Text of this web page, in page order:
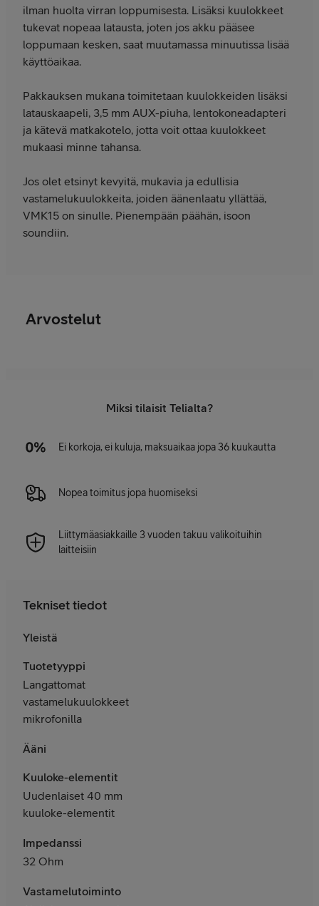
ilman huolta virran loppumisesta. Lisäksi kuulokkeet
tukevat nopeaa latausta, joten jos akku pääsee
loppumaan kesken, saat muutamassa minuutissa lisää
käyttöaikaa.
Pakkauksen mukana toimitetaan kuulokkeiden lisäksi
latauskaapeli, 3,5 mm AUX-piuha, lentokoneadapteri
ja kätevä matkakotelo, jotta voit ottaa kuulokkeet
mukaasi minne tahansa.
Jos olet etsinyt kevyitä, mukavia ja edullisia
vastamelukuulokkeita, joiden äänenlaatu yllättää,
VMK15 on sinulle. Pienempään päähän, isoon
soundiin.
Arvostelut
Miksi tilaisit Telialta?
Ei korkoja, ei kuluja, maksuaikaa jopa 36 kuukautta
Nopea toimitus jopa huomiseksi
Liittymäasiakkaille 3 vuoden takuu valikoituihin
laitteisiin
Tekniset tiedot
Yleistä
Tuotetyyppi
Langattomat
vastamelukuulokkeet
mikrofonilla
Ääni
Kuuloke-elementit
Uudenlaiset 40 mm
kuuloke-elementit
Impedanssi
32 Ohm
Vastamelutoiminto